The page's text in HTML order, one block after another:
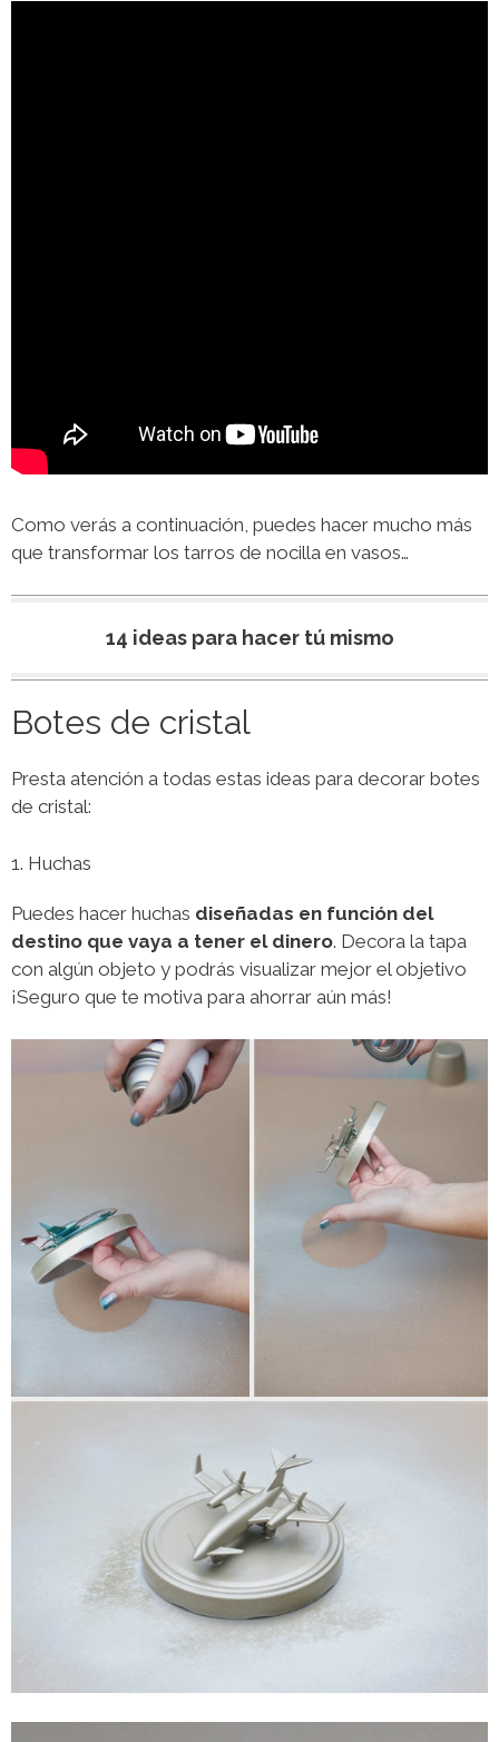
Como verás a continuación, puedes hacer mucho más
que transformar los tarros de nocilla en vasos…
14 ideas para hacer tú mismo
Botes de cristal
Presta atención a todas estas ideas para decorar botes
de cristal:
1. Huchas
Puedes hacer huchas diseñadas en función del
destino que vaya a tener el dinero. Decora la tapa
con algún objeto y podrás visualizar mejor el objetivo
¡Seguro que te motiva para ahorrar aún más!